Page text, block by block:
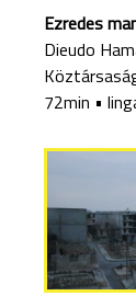
Ezredes
Dieudo
72min •